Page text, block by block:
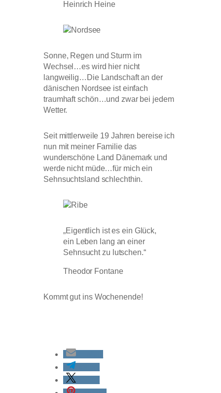
Heinrich Heine
Sonne, Regen und Sturm im
Wechsel…es wird hier nicht
langweilig…Die Landschaft an der
dänischen Nordsee ist einfach
traumhaft schön…und zwar bei jedem
Wetter.
Seit mittlerweile 19 Jahren bereise ich
nun mit meiner Familie das
wunderschöne Land Dänemark und
werde nicht müde…für mich ein
Sehnsuchtsland schlechthin.
„Eigentlich ist es ein Glück,
ein Leben lang an einer
Sehnsucht zu lutschen.“
Theodor Fontane
Kommt gut ins Wochenende!